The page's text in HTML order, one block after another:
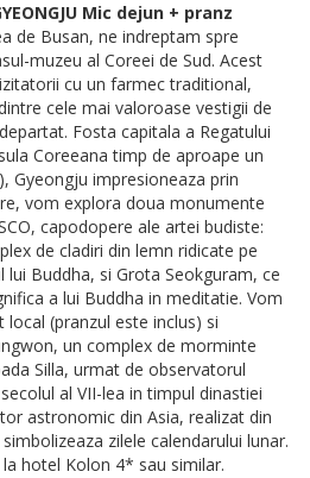
Mic dejun + pranz
de Busan, ne indreptam spre
muzeu al Coreei de Sud. Acest
cu un farmec traditional,
cele mai valoroase vestigii de
Fosta capitala a Regatului
Coreeana timp de aproape un
Gyeongju impresioneaza prin
vom explora doua monumente
capodopere ale artei budiste:
de cladiri din lemn ridicate pe
Buddha, si Grota Seokguram, ce
a lui Buddha in meditatie. Vom
(pranzul este inclus) si
un complex de morminte
Silla, urmat de observatorul
al VII-lea in timpul dinastiei
astronomic din Asia, realizat din
zilele calendarului lunar.
hotel Kolon 4* sau similar.